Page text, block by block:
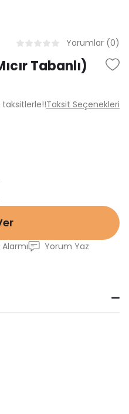
Yorumlar (0)
Tabanlı)
Taksit Seçenekleri
Yorum Yaz